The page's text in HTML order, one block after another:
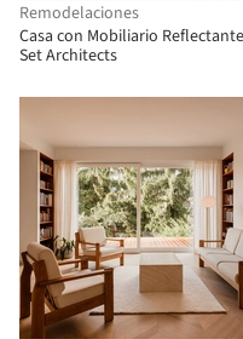
Remodelaciones
Casa con Mobiliario
Set Architects